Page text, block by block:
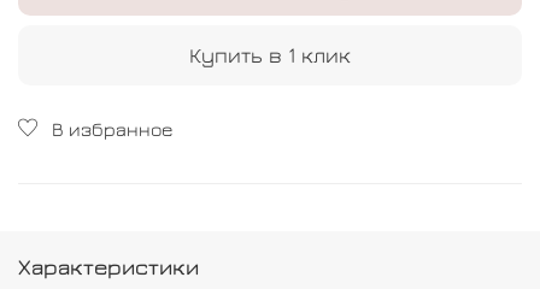
Купить в 1 клик
В избранное
Характеристики